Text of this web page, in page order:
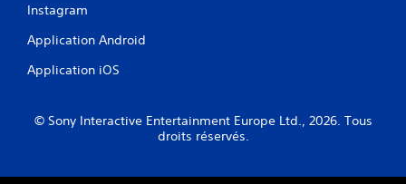
Instagram
Application Android
Application iOS
© Sony Interactive Entertainment Europe Ltd., 2026. Tous
droits réservés.